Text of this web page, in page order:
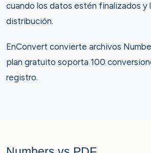
cuando los datos estén finalizados y
distribución.
EnConvert convierte archivos
plan gratuito soporta 100
registro.